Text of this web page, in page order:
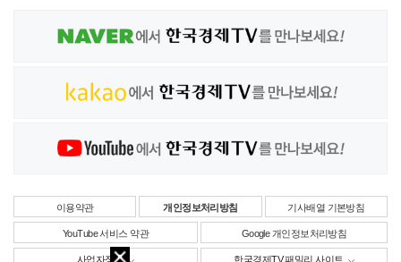
이용약관 개인정보처리방침 기사배열 기본방침
YouTube 서비스 약관 Google 개인정보처리방침
사업자정보 한국경제TV 패밀리 사이트